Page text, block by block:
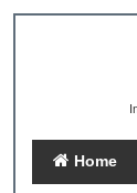
Home